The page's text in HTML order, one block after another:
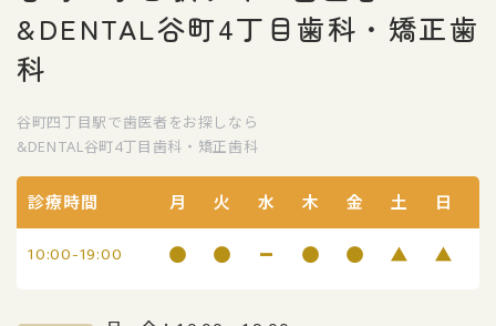
&DENTAL谷町4丁目歯科・矯正歯
科
谷町四丁目駅で歯医者をお探しなら
&DENTAL谷町4丁目歯科・矯正歯科
診療時間 月 火 水 木 金 土 日
10:00-19:00